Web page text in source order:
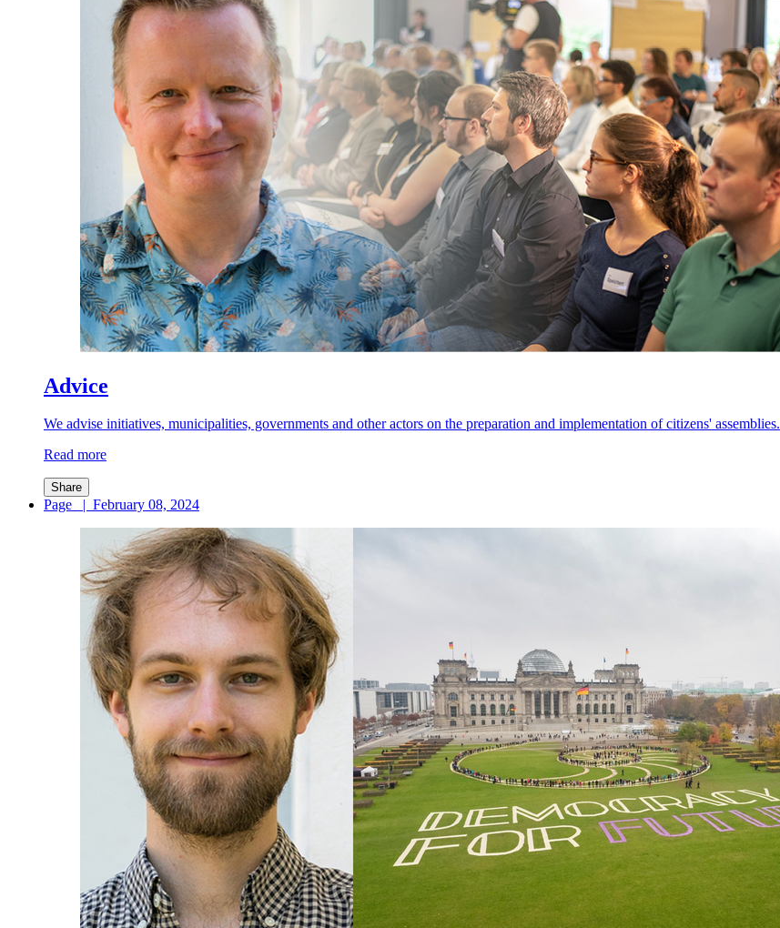
Advice
We advise initiatives, municipalities, governments and other actors on the preparation and implementation of citizens' assemblies.
Read more
Share
Page | February 08, 2024